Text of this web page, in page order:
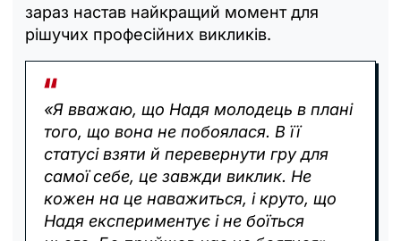
зараз настав найкращий момент для
рішучих професійних викликів.
«Я вважаю, що Надя молодець в плані
того, що вона не побоялася. В її
статусі взяти й перевернути гру для
самої себе, це завжди виклик. Не
кожен на це наважиться, і круто, що
Надя експериментує і не боїться